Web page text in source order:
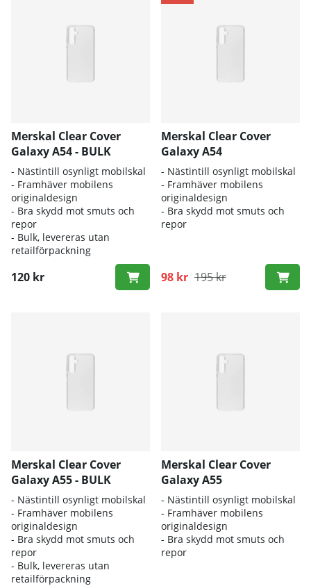
Merskal Clear Cover
Galaxy A54 - BULK
- Nästintill osynligt mobilskal
- Framhäver mobilens
originaldesign
- Bra skydd mot smuts och
repor
- Bulk, levereras utan
retailförpackning
120 kr
Merskal Clear Cover
Galaxy A54
- Nästintill osynligt mobilskal
- Framhäver mobilens
originaldesign
- Bra skydd mot smuts och
repor
98 kr 195 kr
Merskal Clear Cover
Galaxy A55 - BULK
- Nästintill osynligt mobilskal
- Framhäver mobilens
originaldesign
- Bra skydd mot smuts och
repor
- Bulk, levereras utan
retailförpackning
Merskal Clear Cover
Galaxy A55
- Nästintill osynligt mobilskal
- Framhäver mobilens
originaldesign
- Bra skydd mot smuts och
repor